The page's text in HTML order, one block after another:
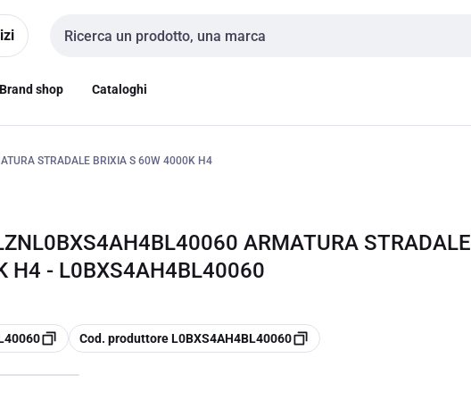
Cerca input
Brand shop Cataloghi
STRADALE BRIXIA S 60W 4000K H4
ARMATURA STRADALE
H4 - L0BXS4AH4BL40060
copia
Cod. produttore L0BXS4AH4BL40060